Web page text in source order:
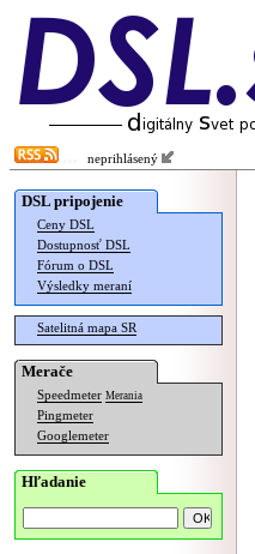
neprihlásený
DSL pripojenie
Ceny DSL
Dostupnosť DSL
Fórum o DSL
Výsledky meraní
Satelitná mapa SR
Merače
Speedmeter Merania
Pingmeter
Googlemeter
Hľadanie